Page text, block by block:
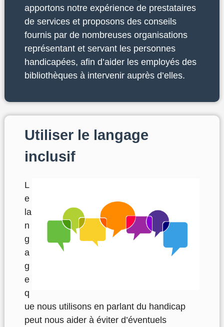
apportons notre expérience de prestataires
de services et proposons des conseils
fournis par de nombreuses organisations
représentant et servant les personnes
handicapées, afin d’aider les employés des
bibliothèques à intervenir auprès d’elles.
Utiliser le langage
inclusif
L
e
la
n
g
a
g
e
q
ue nous utilisons en parlant du handicap
peut nous aider à éviter d’éventuels